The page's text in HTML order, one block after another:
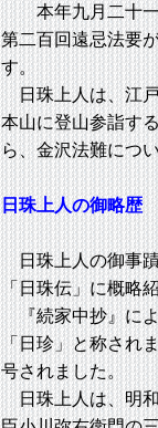
本年九月二十一日
第二百回遠忌法要
す。
日珠上人は、江戸
本山に登山参詣す
ら、金沢法難につ
日珠上人の御略歴
日珠上人の御事蹟
「日珠伝」に概略
『続家中抄』によ
「日珍」と称され
号されました。
日珠上人は、明和